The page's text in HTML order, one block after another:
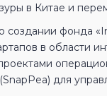
в Китае и
создании фонда
в области
для